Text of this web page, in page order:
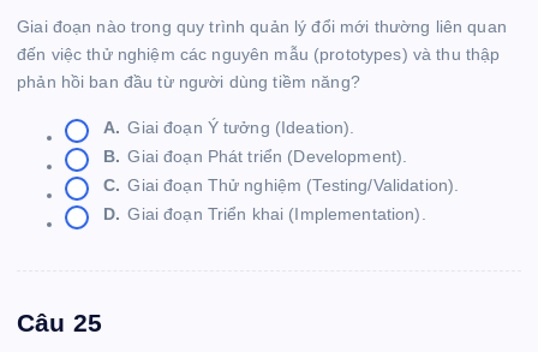
Giai đoạn nào trong quy trình quản lý đổi mới thường liên quan
đến việc thử nghiệm các nguyên mẫu (prototypes) và thu thập
phản hồi ban đầu từ người dùng tiềm năng?
A. Giai đoạn Ý tưởng (Ideation).
B. Giai đoạn Phát triển (Development).
C. Giai đoạn Thử nghiệm (Testing/Validation).
D. Giai đoạn Triển khai (Implementation).
Câu 25